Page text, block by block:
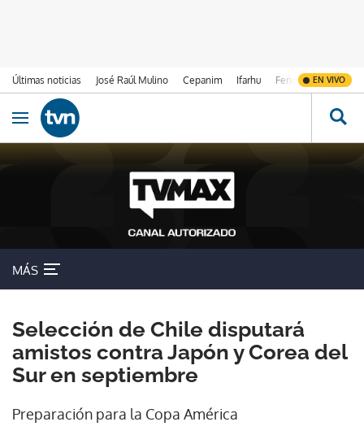
Últimas noticias José Raúl Mulino Cepanim Ifarhu Fenómeno de El
EN VIVO
Ir al contenido
Obrir navegació
MÁS
Selección de Chile disputará
amistos contra Japón y Corea del
Sur en septiembre
Preparación para la Copa América